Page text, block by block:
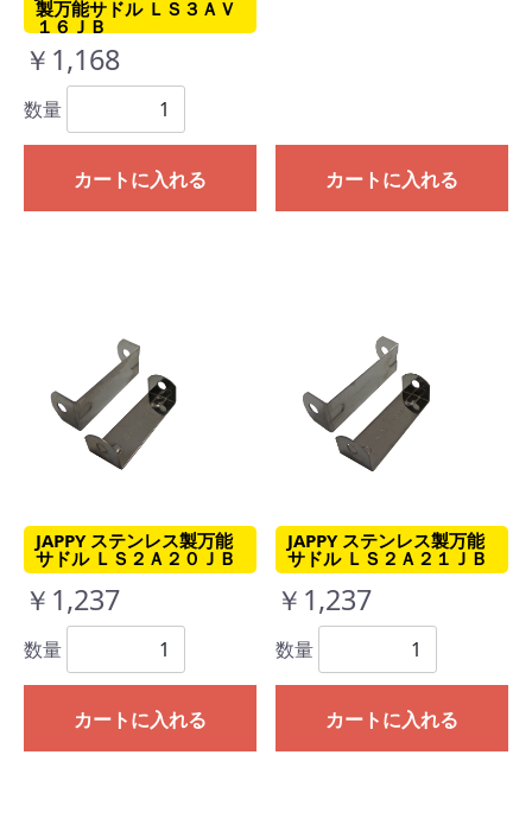
製万能サドル ＬＳ３ＡＶ
１６ＪＢ
￥1,168
数量
カートに入れる カートに入れる
JAPPY ステンレス製万能
サドル ＬＳ２Ａ２０ＪＢ
￥1,237
数量
カートに入れる
JAPPY ステンレス製万能
サドル ＬＳ２Ａ２１ＪＢ
￥1,237
数量
カートに入れる